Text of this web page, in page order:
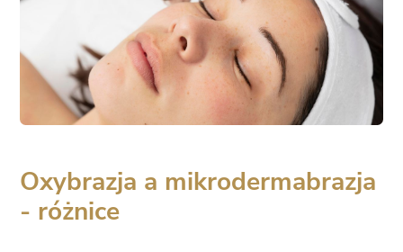
Oxybrazja a mikrodermabrazja
- różnice